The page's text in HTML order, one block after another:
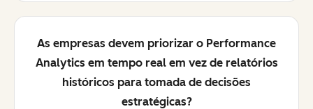
As empresas devem priorizar o Performance
Analytics em tempo real em vez de relatórios
históricos para tomada de decisões
estratégicas?